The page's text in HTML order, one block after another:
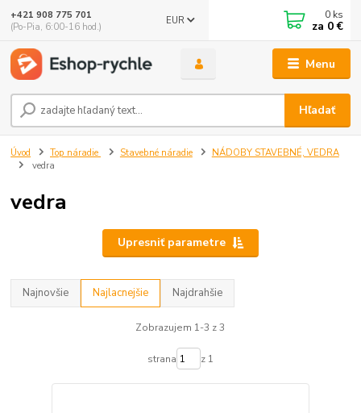
Menu
EUR
Hľadať
+421 908 775 701
(Po-Pia, 6:00-16 hod.)
0 ks
za 0 €
Úvod Top náradie Stavebné náradie
NÁDOBY STAVEBNÉ, VEDRA
vedra
vedra
Upresniť parametre
Najnovšie Najlacnejšie Najdrahšie
Zobrazujem 1-3 z 3
strana z 1